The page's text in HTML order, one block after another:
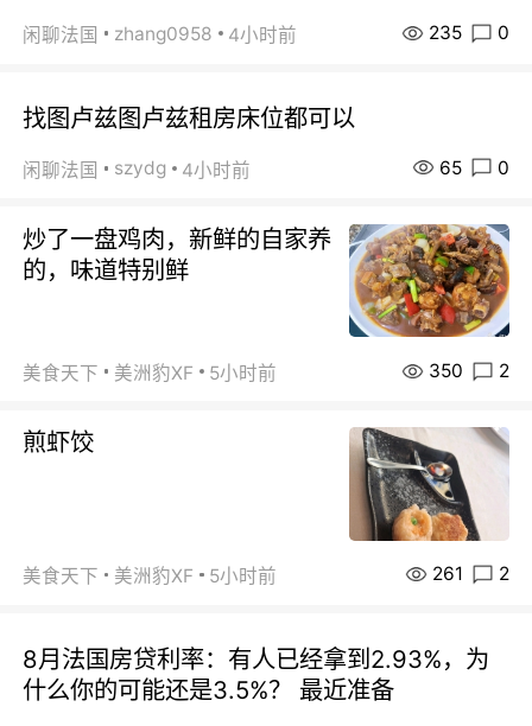
闲聊法国 zhang0958 4小时前 235 0
找图卢兹图卢兹租房床位都可以
闲聊法国 szydg 4小时前 65 0
炒了一盘鸡肉，新鲜的自家养
的，味道特别鲜
美食天下 美洲豹XF 5小时前 350 2
煎虾饺
美食天下 美洲豹XF 5小时前 261 2
8月法国房贷利率：有人已经拿到2.93%，为
什么你的可能还是3.5%？ 最近准备